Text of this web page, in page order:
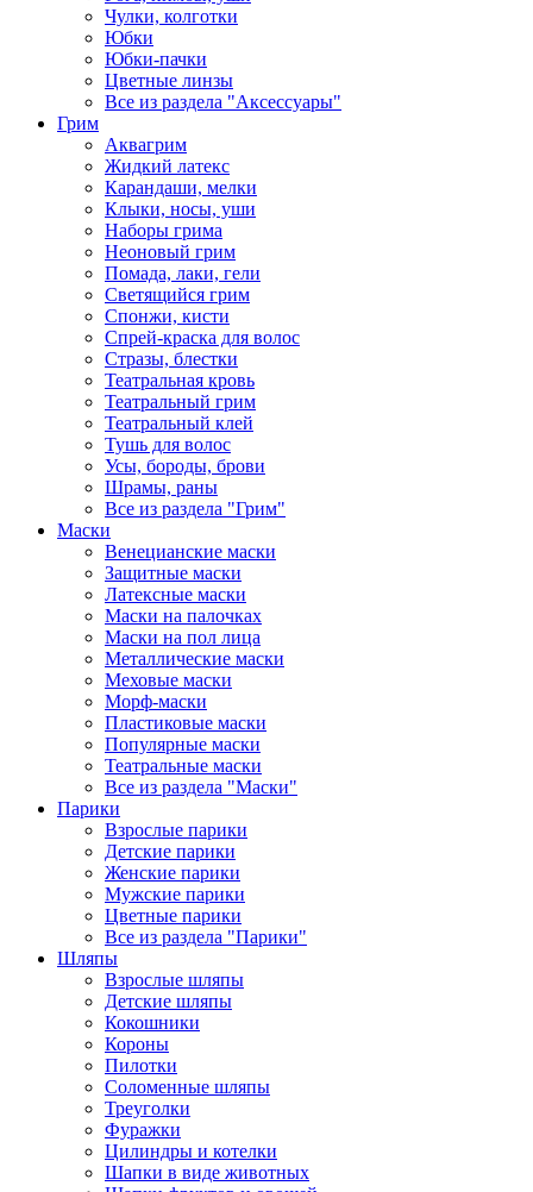
Чулки, колготки
Юбки
Юбки-пачки
Цветные линзы
Все из раздела "Аксессуары"
Грим
Аквагрим
Жидкий латекс
Карандаши, мелки
Клыки, носы, уши
Наборы грима
Неоновый грим
Помада, лаки, гели
Светящийся грим
Спонжи, кисти
Спрей-краска для волос
Стразы, блестки
Театральная кровь
Театральный грим
Театральный клей
Тушь для волос
Усы, бороды, брови
Шрамы, раны
Все из раздела "Грим"
Маски
Венецианские маски
Защитные маски
Латексные маски
Маски на палочках
Маски на пол лица
Металлические маски
Меховые маски
Морф-маски
Пластиковые маски
Популярные маски
Театральные маски
Все из раздела "Маски"
Парики
Взрослые парики
Детские парики
Женские парики
Мужские парики
Цветные парики
Все из раздела "Парики"
Шляпы
Взрослые шляпы
Детские шляпы
Кокошники
Короны
Пилотки
Соломенные шляпы
Треуголки
Фуражки
Цилиндры и котелки
Шапки в виде животных